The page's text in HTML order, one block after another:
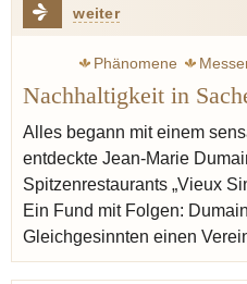
weiter
Phänomene
Dumaine, Jean-
Nachhaltigkeit in
Alles begann mit einem
entdeckte Jean-Marie
Spitzenrestaurants „Vieux
Ein Fund mit Folgen:
Gleichgesinnten einen